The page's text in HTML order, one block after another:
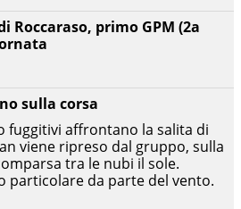
sulla corsa
fuggitivi affrontano la salita di
viene ripreso dal gruppo, sulla
tra le nubi il sole.
particolare da parte del vento.
Roccaraso, primo GPM (2a